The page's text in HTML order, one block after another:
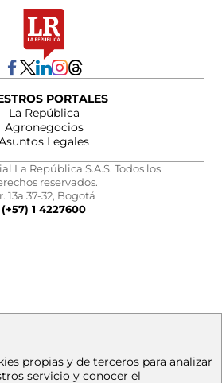
PORTALES
La República
Agronegocios
Legales
La República S.A.S. Todos los
reservados.
13a 37-32, Bogotá
(+57) 1 4227600
propias y de terceros para analizar
servicio y conocer el